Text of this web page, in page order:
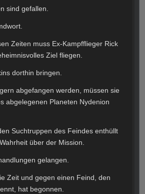
sind gefallen.
Zeiten muss Ex-Kampfflieger Rick
Ziel fliegen.
dorthin bringen.
abgefangen werden, müssen sie
abgelegenen Planeten Nydenion
Suchtruppen des Feindes enthüllt
über der Mission.
gelangen.
Zeit und gegen einen Feind, den
hat begonnen.